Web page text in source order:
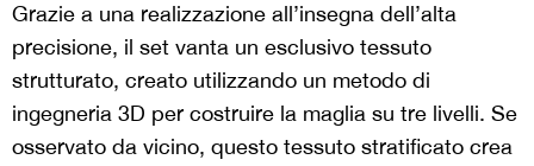
Grazie a una realizzazione all’insegna dell’alta
precisione, il set vanta un esclusivo tessuto
strutturato, creato utilizzando un metodo di
ingegneria 3D per costruire la maglia su tre livelli. Se
osservato da vicino, questo tessuto stratificato crea